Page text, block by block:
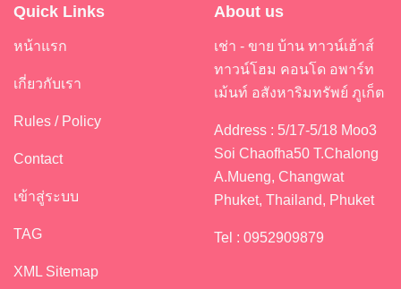
Quick Links
หน้าแรก
เกี่ยวกับเรา
Rules / Policy
Contact
เข้าสู่ระบบ
TAG
XML Sitemap
About us
เช่า - ขาย บ้าน ทาวน์เฮ้าส์
ทาวน์โฮม คอนโด อพาร์ท
เม้นท์ อสังหาริมทรัพย์ ภูเก็ต
Address : 5/17-5/18 Moo3
Soi Chaofha50 T.Chalong
A.Mueng, Changwat
Phuket, Thailand, Phuket
Tel : 0952909879